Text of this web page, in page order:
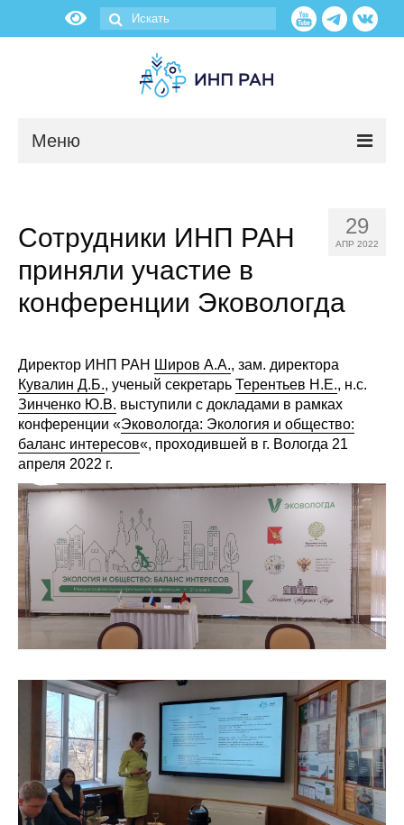
Меню
О нас
Об институте
Научные подразделения
Администрация
Сотрудники
Отчетность
Противодействие коррупции
Материалы для СМИ
Публикации
Научная жизнь
Проблемы прогнозирования
О журнале
Номера журналов
29
АПР 2022
Сотрудники ИНП РАН
приняли участие в
конференции Эковологда
Директор ИНП РАН Широв А.А., зам. директора
Кувалин Д.Б., ученый секретарь Терентьев Н.Е., н.с.
Зинченко Ю.В. выступили с докладами в рамках
конференции «Эковологда: Экология и общество:
баланс интересов«, проходившей в г. Вологда 21
апреля 2022 г.